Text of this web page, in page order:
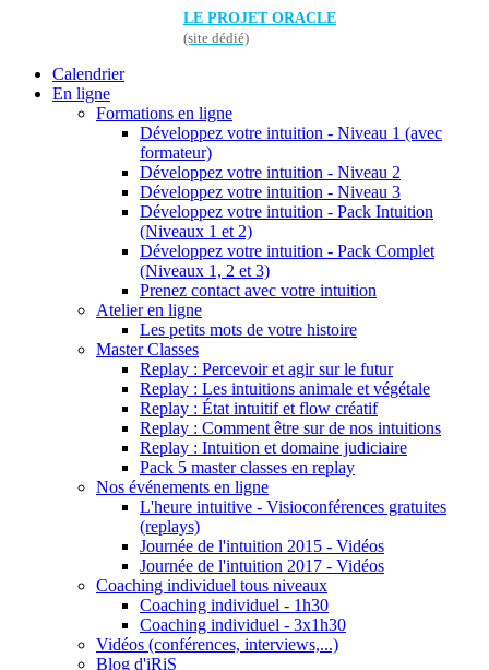
LE PROJET ORACLE
(site dédié)
Calendrier
En ligne
Formations en ligne
Développez votre intuition - Niveau 1 (avec
formateur)
Développez votre intuition - Niveau 2
Développez votre intuition - Niveau 3
Développez votre intuition - Pack Intuition
(Niveaux 1 et 2)
Développez votre intuition - Pack Complet
(Niveaux 1, 2 et 3)
Prenez contact avec votre intuition
Atelier en ligne
Les petits mots de votre histoire
Master Classes
Replay : Percevoir et agir sur le futur
Replay : Les intuitions animale et végétale
Replay : État intuitif et flow créatif
Replay : Comment être sur de nos intuitions
Replay : Intuition et domaine judiciaire
Pack 5 master classes en replay
Nos événements en ligne
L'heure intuitive - Visioconférences gratuites
(replays)
Journée de l'intuition 2015 - Vidéos
Journée de l'intuition 2017 - Vidéos
Coaching individuel tous niveaux
Coaching individuel - 1h30
Coaching individuel - 3x1h30
Vidéos (conférences, interviews,...)
Blog d'iRiS